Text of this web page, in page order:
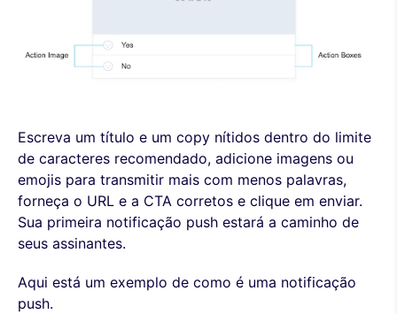
Escreva um título e um copy nítidos dentro do limite
de caracteres recomendado, adicione imagens ou
emojis para transmitir mais com menos palavras,
forneça o URL e a CTA corretos e clique em enviar.
Sua primeira notificação push estará a caminho de
seus assinantes.
Aqui está um exemplo de como é uma notificação
push.